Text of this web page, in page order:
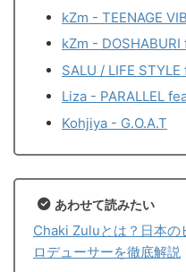
kZm - TEENAGE
kZm -
SALU / LIFE
Liza - PARALLEL
Kohjiya - G.O.A.T
あわせて読みたい
Chaki Zuluとは？日本の
ロデューサーを徹底解説